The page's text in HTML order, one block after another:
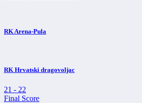
RK Arena-Pula
RK Hrvatski dragovoljac
21 - 22
Final Score